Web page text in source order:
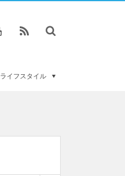
ライフスタイル